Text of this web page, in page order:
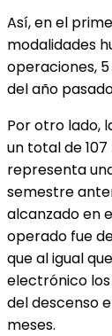
Así, en el
modalidades
operaciones,
del año
Por otro lado,
un total de
representa
semestre
alcanzado en
operado fue
que al igual
electrónico
del descenso
meses.